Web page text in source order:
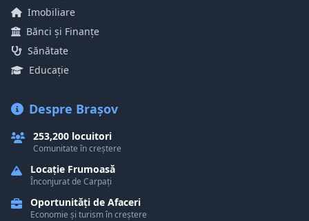
Imobiliare
Bănci și Finanțe
Sănătate
Educație
Despre Brașov
253,200 locuitori
Comunitate în creștere
Locație Frumoasă
Înconjurat de Carpați
Oportunități de Afaceri
Economie și turism în creștere